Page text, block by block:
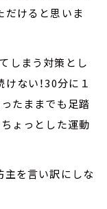
だけると思いま
しまう対策とし
ない！30分に１
たままでも足踏
ょっとした運動
主を言い訳にしな